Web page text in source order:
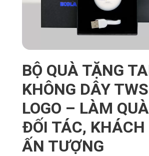
BỘ QUÀ TẶNG
KHÔNG DÂY
LOGO – LÀM
ĐỐI TÁC, KHÁCH
ẤN TƯỢNG